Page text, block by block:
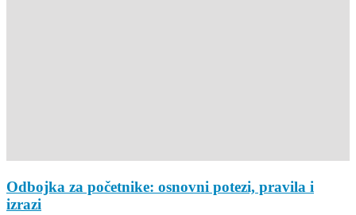
Odbojka za početnike: osnovni potezi, pravila i
izrazi